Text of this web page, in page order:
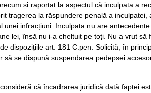
și raportat la aspectul că inculpata a
tragerea la răspundere penală a inculpatei,
unei infracțiuni. Inculpata nu are
lei, însă nu i-a cheltuit pe toți. Nu a vrut să
dispozițiile art. 181 C.pen. Solicită, în
se dispună suspendarea pedepsei
că încadrarea juridică dată faptei